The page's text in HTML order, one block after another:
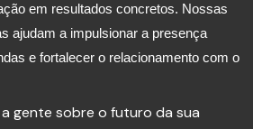
em resultados concretos. Nossas
ajudam a impulsionar a presença
e fortalecer o relacionamento com o
gente sobre o futuro da sua